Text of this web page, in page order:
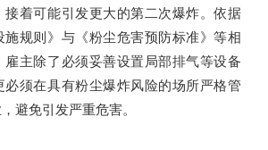
接着可能引发更大的第二次爆炸。依据
施规则》与《粉尘危害预防标准》等相
雇主除了必须妥善设置局部排气等设备
必须在具有粉尘爆炸风险的场所严格管
避免引发严重危害。